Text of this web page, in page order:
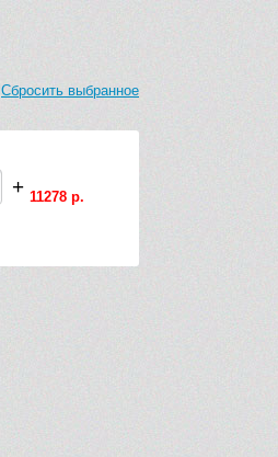
Сбросить выбранное
+ 11278 р.